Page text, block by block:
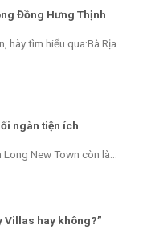
Đồng Hưng Thịnh
hày tìm hiểu qua:Bà Rịa
ngàn tiện ích
New Town còn là...
Villas hay không?”